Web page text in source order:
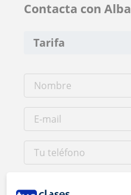
Contacta con Alba
Tarifa